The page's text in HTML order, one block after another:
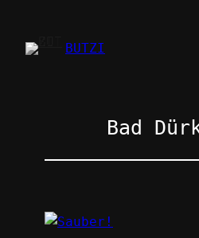
springenBUTZI
Bad